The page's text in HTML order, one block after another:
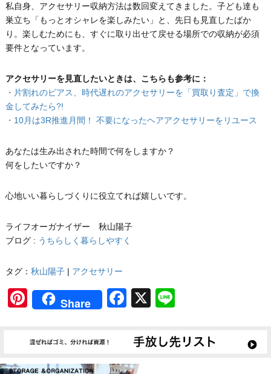
私自身、アクセサリー収納方法は数回変えてきました。子ども達も
巣立ち「もっとオシャレを楽しみたい」と、先日も見直したばか
り。楽しむためにも、すぐに取り出せて戻せる場所での収納が必須
要件となっています。
アクセサリーを見直したいときは、こちらも参考に：
・片割れのピアス、時代遅れのアクセサリーを「買取り査定」で換
金してみたら?!
・10月は3R推進月間！ 不要になったヘアアクセサリーをリユース
あなたは生み出された時間で何をしますか？
何をしたいですか？
心地いい暮らしづくりに役立てれば嬉しいです。
ライフオーガナイザー 秋山陽子
ブログ : うちらしく暮らしやすく
タグ： 秋山陽子| アクセサリー
Pinterest
Share Facebook
X